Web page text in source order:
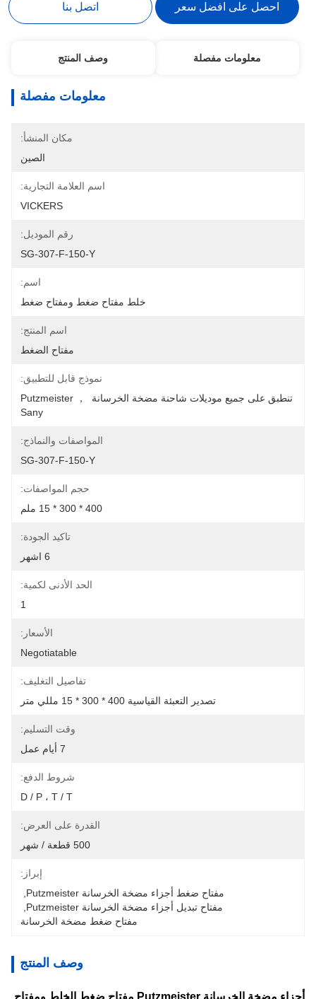
احصل على افضل سعر اتصل بنا
معلومات مفصلة وصف المنتج
معلومات مفصلة
مكان المنشأ:
الصين
اسم العلامة التجارية:
VICKERS
رقم الموديل:
SG-307-F-150-Y
اسم:
خلط مفتاح ضغط ومفتاح ضغط
اسم المنتج:
مفتاح الضغط
نموذج قابل للتطبيق:
تنطبق على جميع موديلات شاحنة مضخة الخرسانة Putzmeister ，
Sany
المواصفات والنماذج:
SG-307-F-150-Y
حجم المواصفات:
400 * 300 * 15 ملم
تاكيد الجودة:
6 اشهر
الحد الأدنى لكمية:
1
الأسعار:
Negotiatable
تفاصيل التغليف:
تصدير التعبئة القياسية 400 * 300 * 15 مللي متر
وقت التسليم:
7 أيام عمل
شروط الدفع:
D / P ، T / T
القدرة على العرض:
500 قطعة / شهر
إبراز:
مفتاح ضغط أجزاء مضخة الخرسانة Putzmeister
مفتاح تبديل أجزاء مضخة الخرسانة Putzmeister
مفتاح ضغط مضخة الخرسانة
وصف المنتج
أجزاء مضخة الخرسانة Putzmeister مفتاح ضغط الخلط ومفتاح